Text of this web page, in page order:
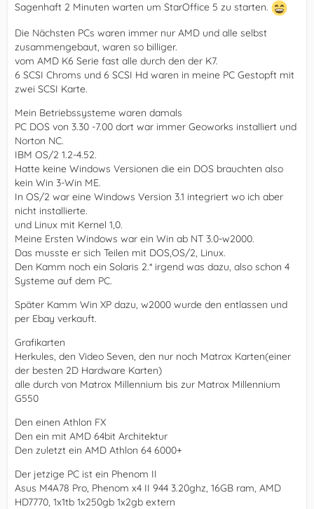
Sagenhaft 2 Minuten warten um StarOffice 5 zu starten.
Die Nächsten PCs waren immer nur AMD und alle selbst
zusammengebaut, waren so billiger.
vom AMD K6 Serie fast alle durch den der K7.
6 SCSI Chroms und 6 SCSI Hd waren in meine PC Gestopft mit
zwei SCSI Karte.
Mein Betriebssysteme waren damals
PC DOS von 3.30 -7.00 dort war immer Geoworks installiert und
Norton NC.
IBM OS/2 1.2-4.52.
Hatte keine Windows Versionen die ein DOS brauchten also
kein Win 3-Win ME.
In OS/2 war eine Windows Version 3.1 integriert wo ich aber
nicht installierte.
und Linux mit Kernel 1,0.
Meine Ersten Windows war ein Win ab NT 3.0-w2000.
Das musste er sich Teilen mit DOS,OS/2, Linux.
Den Kamm noch ein Solaris 2.* irgend was dazu, also schon 4
Systeme auf dem PC.
Später Kamm Win XP dazu, w2000 wurde den entlassen und
per Ebay verkauft.
Grafikarten
Herkules, den Video Seven, den nur noch Matrox Karten(einer
der besten 2D Hardware Karten)
alle durch von Matrox Millennium bis zur Matrox Millennium
G550
Den einen Athlon FX
Den ein mit AMD 64bit Architektur
Den zuletzt ein AMD Athlon 64 6000+
Der jetzige PC ist ein Phenom II
Asus M4A78 Pro, Phenom x4 II 944 3.20ghz, 16GB ram, AMD
HD7770, 1x1tb 1x250gb 1x2gb extern